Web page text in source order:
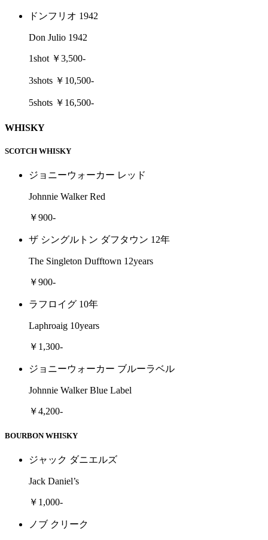
ドンフリオ 1942
Don Julio 1942
1shot ￥3,500-
3shots ￥10,500-
5shots ￥16,500-
WHISKY
SCOTCH WHISKY
ジョニーウォーカー レッド
Johnnie Walker Red
￥900-
ザ シングルトン ダフタウン 12年
The Singleton Dufftown 12years
￥900-
ラフロイグ 10年
Laphroaig 10years
￥1,300-
ジョニーウォーカー ブルーラベル
Johnnie Walker Blue Label
￥4,200-
BOURBON WHISKY
ジャック ダニエルズ
Jack Daniel’s
￥1,000-
ノブ クリーク